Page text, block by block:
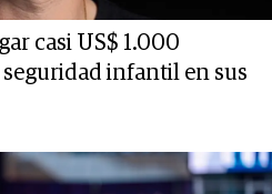
casi US$ 1.000
infantil en sus